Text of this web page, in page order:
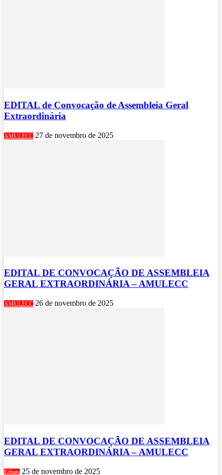
EDITAL de Convocação de Assembleia Geral
Extraordinária
AMULECC 27 de novembro de 2025
EDITAL DE CONVOCAÇÃO DE ASSEMBLEIA
GERAL EXTRAORDINÁRIA – AMULECC
AMULECC 26 de novembro de 2025
EDITAL DE CONVOCAÇÃO DE ASSEMBLEIA
GERAL EXTRAORDINÁRIA – AMULECC
Editais 25 de novembro de 2025